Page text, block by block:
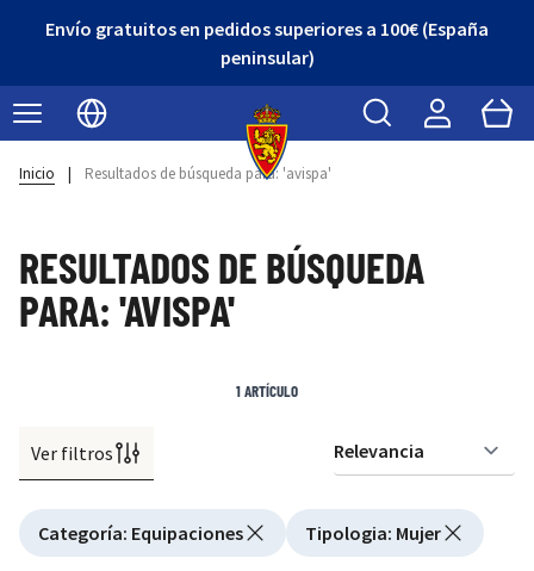
Envío gratuitos en pedidos superiores a 100€ (España
peninsular)
Seleccionar idioma
Buscar Cart
Inicio | Resultados de búsqueda para: 'avispa'
RESULTADOS DE BÚSQUEDA
PARA: 'AVISPA'
Ver filtros
Active filtering
Categoría: Equipaciones Tipologia: Mujer
1ARTÍCULO